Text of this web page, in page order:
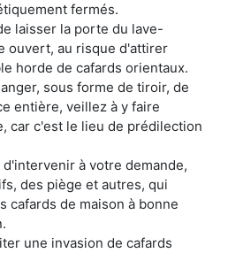
fermés.
laisser la porte du lave-
ouvert, au risque d'attirer
horde de cafards orientaux.
sous forme de tiroir, de
entière, veillez à y faire
car c'est le lieu de prédilection
à votre demande,
des piège et autres, qui
cafards de maison à bonne
une invasion de cafards